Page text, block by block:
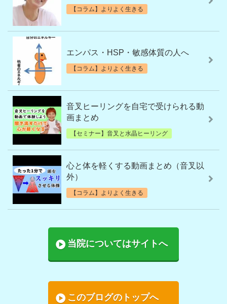
【コラム】よりよく生きる
エンパス・HSP・敏感体質の人へ
【コラム】よりよく生きる
音叉ヒーリングを自宅で受けられる動
画まとめ
【セミナー】音叉と水晶ヒーリング
心と体を軽くする動画まとめ（音叉以
外）
【コラム】よりよく生きる
当院についてはサイトへ
このブログのトップへ